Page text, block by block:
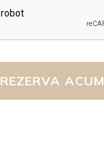
REZERVA ACUM